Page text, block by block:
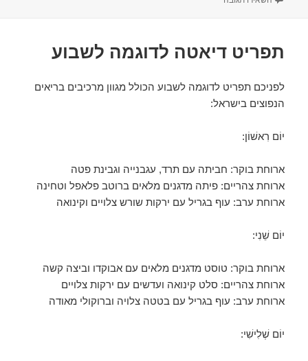
תפריט דיאטה לדוגמה לשבוע
לפניכם תפריט לדוגמה לשבוע הכולל מגוון מרכיבים בריאים
הנפוצים בישראל:
יוֹם רִאשׁוֹן:
ארוחת בוקר: חביתה עם תרד, עגבנייה וגבינת פטה
ארוחת צהריים: פיתה מדגנים מלאים ברוטב פלאפל וטחינה
ארוחת ערב: עוף בגריל עם ירקות שורש צלויים וקינואה
יוֹם שֵׁנִי:
ארוחת בוקר: טוסט מדגנים מלאים עם אבוקדו וביצה קשה
ארוחת צהריים: סלט קינואה ועדשים עם ירקות צלויים
ארוחת ערב: עוף בגריל עם בטטה צלויה וברוקולי מאודה
יוֹם שְׁלִישִׁי: